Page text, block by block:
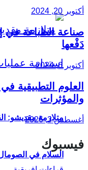
السلام في
أكتوبر 20, 2024
صناعة الطباعة في
دَفْعها
أكتوبر 6, 2024
العلوم التطبيقية
والمؤثرات
أغسطس 3, 2026
فيسبوك